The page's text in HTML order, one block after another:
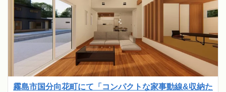
霧島市国分向花町にて「コンパクトな家事動線&収納た